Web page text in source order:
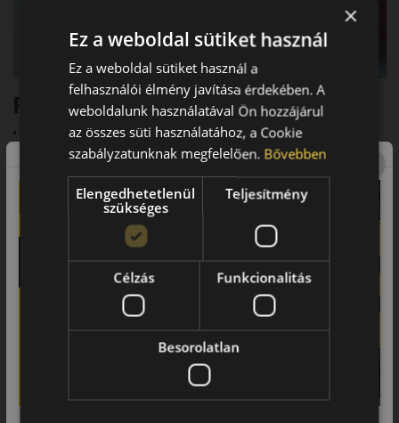
Fő előnyök röviden:
• Legújabb generáció
• 3PMSF és M+S minősítés
• Kiváló havas és nedves tapadás
• Halk futás (~69 dB)
• Tartós szerkezet
Futófelület és tapadás
A legújabb V-alakú futófelületi kialakítás és a sűrű lamellázás
javítják a havas, jeges és nedves tapadást. Az új gumikeverék
Biztonsági jellemzők
×
Ez a weboldal sütiket használ
Ez a weboldal sütiket használ a
felhasználói élmény javítása érdekében. A
weboldalunk használatával Ön hozzájárul
az összes süti használatához, a Cookie
szabályzatunknak megfelelően. Bővebben
Elengedhetetlenül
szükséges
Teljesítmény
Célzás Funkcionalitás
Besorolatlan